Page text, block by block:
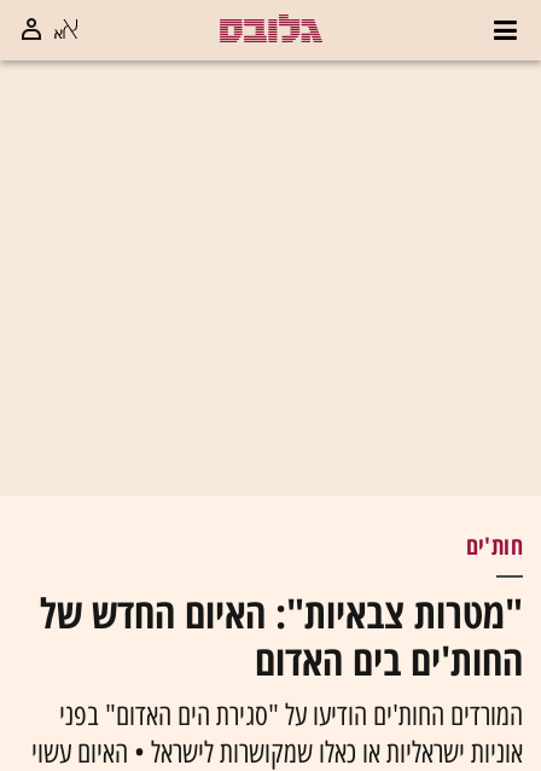
חות'ים
"מטרות צבאיות": האיום החדש של
החות'ים בים האדום
המורדים החות'ים הודיעו על "סגירת הים האדום" בפני
אוניות ישראליות או כאלו שמקושרות לישראל • האיום עשוי